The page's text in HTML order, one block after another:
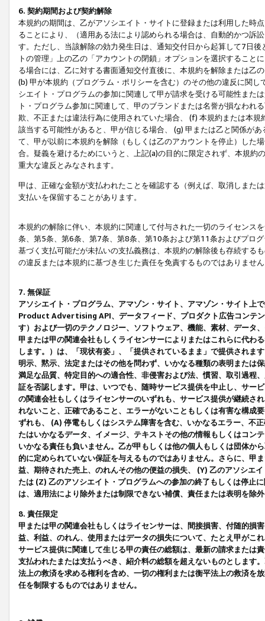
6. 契約期間および契約解除
本規約の期間は、乙がアソシエイト・サイトに登録または利用した時
ることにより、（適用ある法により認められる場合は、自動的かつ訴
す。ただし、当該解除の効力発生日は、通知交付日から起算して7日
トの管理」上の乙の「アカウントの閉鎖」オプションを選択するこ
る場合には、乙に対する書面通知交付直後に、本規約を解除または乙
(b) 甲が本規約（プログラム・ポリシーを含む）のその他の違反に関
シエイト・プログラムの参加に関連して甲が請求を受ける可能性また
ト・プログラム参加に関連して、甲のブランドまたは名誉が損なわれ
欺、不正または違法行為に使用されていた場合、 (f) 本規約または本
該当する可能性があると、甲が信じる場合、 (g) 甲または乙と関係が
て、甲が以前に本規約を解除（もしくは乙のアカウントを停止）した
合。疑義を避けるためにいうと、上記(a)の目的に限定されず、本規
重大な違反とみなされます。
甲は、正確な金額が支払われたことを確認する（例えば、取消しまた
支払いを保留することがあります。
本規約の解除に伴い、本規約に関連して付与された一切のライセンス
条、第5条、第6条、第7条、第8条、第10条および第11条およびプロ
基づく支払可能だが未払いの支払義務は、本規約の解除後も存続する
の違反または本規約に基づき生じた責任を免責するものではありませ
7. 無保証
アソシエイト・プログラム、アマゾン・サイト、アマゾン・サイト上
Product Advertising API、データフィード、プロダクト広告コンテ
す）および一切のテクノロジー、ソフトウェア、機能、素材、データ
甲または甲の関連会社もしくライセンサーによりまたはこれらに代わ
します。）は、「現状有姿」、「提供されているまま」で提供されま
明示、黙示、法定またはその他を問わず、いかなる種類の表明または
満足な品質、特定目的への適合性、非侵害および法、慣習、取引過程
証を否認します。甲は、いつでも、随時サービス提供を中止し、サー
の関連会社もしくはライセンサーのいずれも、サービス提供が継続さ
れないこと、正確であること、エラーがないこともしくは有害な構成
ずれも、 (A) 停電もしくはシステム障害を含む、いかなるエラー、不
たはいかなるデータ、イメージ、テキストその他の情報もしくはコン
いかなる責任も負いません。乙が甲もしくは他の個人もしくは団体か
的に定められていない保証を与えるものではありません。さらに、甲
益、期待された売上、のれんその他の便益の損失、 (Y) 乙のアソシエ
たは (Z) 乙のアソシエイト・プログラムへの参加の終了もしくは停止
は、適用法により除外または制限できない補償、責任または表明を除
8. 責任限定
甲または甲の関連会社もしくはライセンサーは、間接損害、付随的損
益、利益、のれん、使用またはデータの損失について、たとえ甲がこ
サービス提供に関連して生じる甲の責任の総額は、最新の請求または
支払われたまたは支払うべき、紹介料の総額を超えないものとします
法上の救済を求める権利を含め、一切の権利または衡平法上の救済を
任を制限するものではありません。